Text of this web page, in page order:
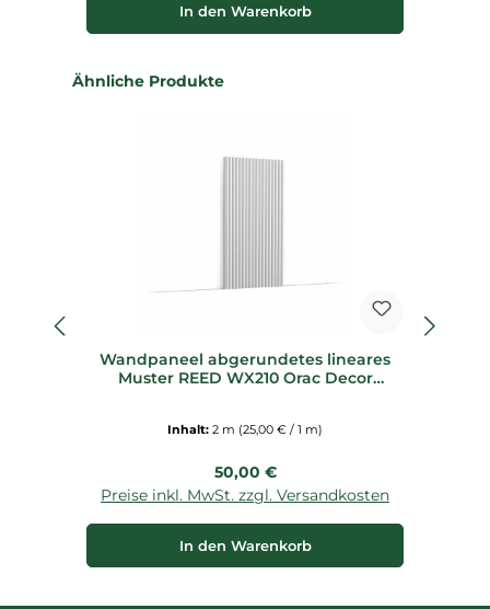
In den Warenkorb
Produktgalerie überspringen
Ähnliche Produkte
Wandpaneel abgerundetes lineares
Muster REED WX210 Orac Decor
Inhalt: 2 m (25,00 € / 1 m)
Regulärer Preis:
50,00 €
Preise inkl. MwSt. zzgl. Versandkosten
In den Warenkorb